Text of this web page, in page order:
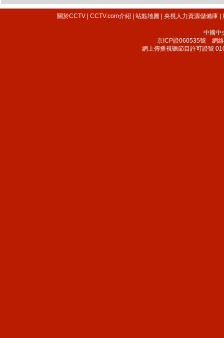
關於CCTV |CCTV.com介紹 |站點地圖 |央視人力資源儲備庫 |
中國中
京ICP證060535號 網絡
網上傳播視聽節目許可證號